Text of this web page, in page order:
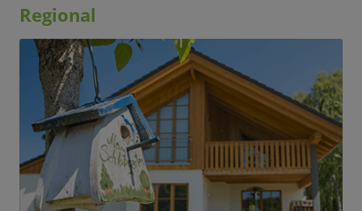
Regional